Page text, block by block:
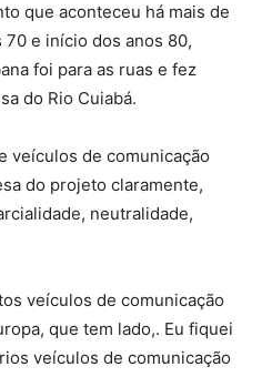
que aconteceu há mais de
e início dos anos 80,
foi para as ruas e fez
do Rio Cuiabá.
veículos de comunicação
do projeto claramente,
neutralidade,
veículos de comunicação
que tem lado,. Eu fiquei
veículos de comunicação